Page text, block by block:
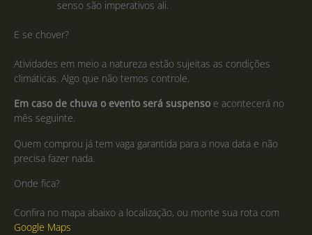
senso são imperativos ali.
E se chover?
Atividades em meio a natureza estão sujeitas as condições
climáticas. Algo que não temos controle.
Em caso de chuva o evento será suspenso e acontecerá no
mês seguinte.
Quem comprou já tem vaga garantida para a nova data e não
precisa fazer nada.
Onde fica?
Confira no mapa abaixo a localização, ou monte sua rota com
Google Maps